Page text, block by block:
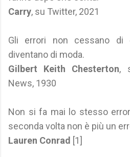
Carry, su Twitter, 2021
Gli errori non cessano di
diventano di moda.
Gilbert Keith Chesterton,
News, 1930
Non si fa mai lo stesso
seconda volta non è più un
Lauren Conrad [1]